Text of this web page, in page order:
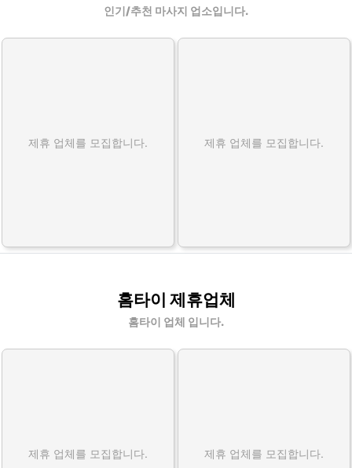
인기/추천 마사지 업소입니다.
제휴 업체를 모집합니다. 제휴 업체를 모집합니다.
홈타이 제휴업체
홈타이 업체 입니다.
제휴 업체를 모집합니다. 제휴 업체를 모집합니다.